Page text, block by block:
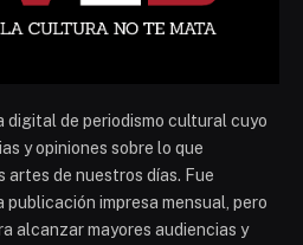
digital de periodismo cultural cuyo
y opiniones sobre lo que
de nuestros días. Fue
impresa mensual, pero
alcanzar mayores audiencias y